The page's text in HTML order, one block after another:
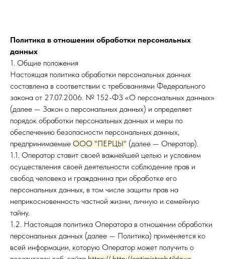
Политика в отношении обработки персональных
данных
1. Общие положения
Настоящая политика обработки персональных данных
составлена в соответствии с требованиями Федерального
закона от 27.07.2006. № 152-ФЗ «О персональных данных»
(далее — Закон о персональных данных) и определяет
порядок обработки персональных данных и меры по
обеспечению безопасности персональных данных,
предпринимаемые ООО "ПЕРЦЫ" (далее — Оператор).
1.1. Оператор ставит своей важнейшей целью и условием
осуществления своей деятельности соблюдение прав и
свобод человека и гражданина при обработке его
персональных данных, в том числе защиты прав на
неприкосновенность частной жизни, личную и семейную
тайну.
1.2. Настоящая политика Оператора в отношении обработки
персональных данных (далее — Политика) применяется ко
всей информации, которую Оператор может получить о